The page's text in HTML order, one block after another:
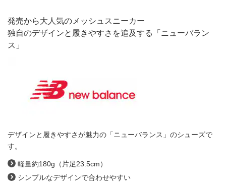
発売から大人気のメッシュスニーカー
独自のデザインと履きやすさを追及する「ニューバラン
ス」
デザインと履きやすさが魅力の「ニューバランス」のシューズで
す。
軽量約180g（片足23.5cm）
シンプルなデザインで合わせやすい